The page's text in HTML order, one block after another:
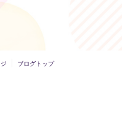
ブログトップ